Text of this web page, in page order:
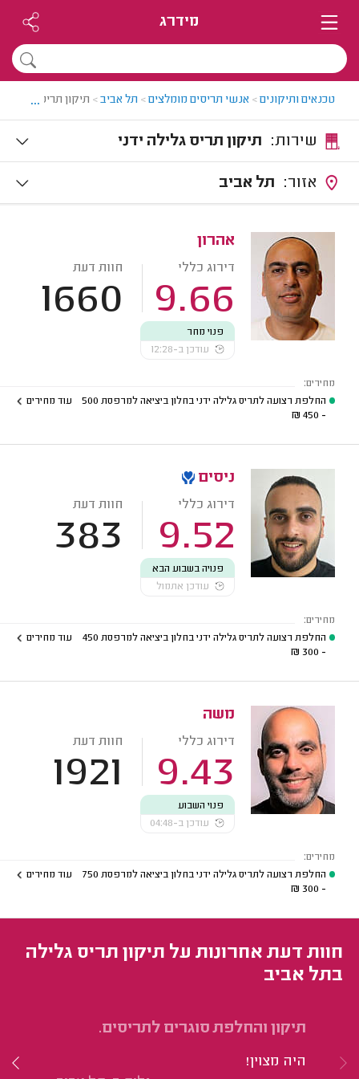
מידרג
טכנאים ותיקונים> אנשי תריסים מומלצים> תל אביב> תיקון תריס גלילה
...
תיקון תריס גלילה ידני
תל אביב
אהרון
דירוג כללי
9.66
חוות דעת
1660
פנוי מחר
עודכן ב-12:28
מחירים:
החלפת רצועה לתריס גלילה ידני בחלון ביציאה למרפסת 500
- 450
₪
עוד מחירים
ניסים
דירוג כללי
9.52
חוות דעת
383
פנויה בשבוע הבא
עודכן אתמול
מחירים:
החלפת רצועה לתריס גלילה ידני בחלון ביציאה למרפסת 450
- 300
₪
עוד מחירים
משה
דירוג כללי
9.43
חוות דעת
1921
פנוי השבוע
עודכן ב-04:48
מחירים:
החלפת רצועה לתריס גלילה ידני בחלון ביציאה למרפסת 750
- 300
₪
עוד מחירים
חוות דעת אחרונות על תיקון תריס גלילה
בתל אביב
תיקון והחלפת סוגרים לתריסים.
היה מצוין!